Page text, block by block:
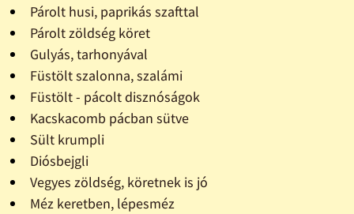
Párolt husi, paprikás szafttal
Párolt zöldség köret
Gulyás, tarhonyával
Füstölt szalonna, szalámi
Füstölt - pácolt disznóságok
Kacskacomb pácban sütve
Sült krumpli
Diósbejgli
Vegyes zöldség, köretnek is jó
Méz keretben, lépesméz